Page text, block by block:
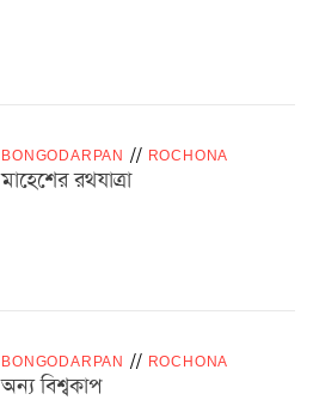
BONGODARPAN // ROCHONA
মাহেশের রথযাত্রা
BONGODARPAN // ROCHONA
অন্য বিশ্বকাপ